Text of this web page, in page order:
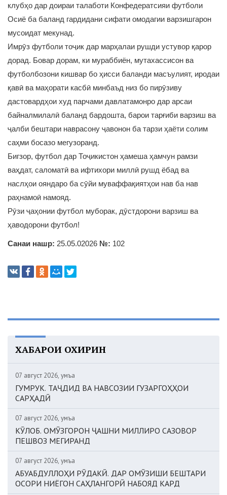
клубҳо дар доираи талаботи Конфедератсияи футболи
Осиё ба баланд гардидани сифати омодагии варзишгарон
мусоидат мекунад.
Имрӯз футболи тоҷик дар марҳалаи рушди устувор қарор
дорад. Бовар дорам, ки мураббиён, мутахассисон ва
футболбозони кишвар бо ҳисси баланди масъулият, иродаи
қавӣ ва маҳорати касбӣ минбаъд низ бо пирӯзиву
дастовардҳои худ парчами давлатамонро дар арсаи
байналмилалӣ баланд бардошта, барои тарғиби варзиш ва
ҷалби бештари наврасону ҷавонон ба тарзи ҳаёти солим
саҳми босазо мегузоранд.
Бигзор, футбол дар Тоҷикистон ҳамеша ҳамчун рамзи
ваҳдат, саломатӣ ва ифтихори миллӣ рушд ёбад ва
наслҳои ояндаро ба сӯйи муваффақиятҳои нав ба нав
раҳнамоӣ намояд.
Рӯзи ҷаҳонии футбол муборак, дӯстдорони варзиш ва
ҳаводорони футбол!
Санаи нашр: 25.05.02026 №: 102
ХАБАРҲОИ ОХИРИН
07 август 2026, Ҷумъа
ГУМРУК. ТАҶДИД ВА НАВСОЗИИ ГУЗАРГОҲҲОИ
САРҲАДӢ
07 август 2026, Ҷумъа
КӮЛОБ. ОМӮЗГОРОН ҶАШНИ МИЛЛИРО САЗОВОР
ПЕШВОЗ МЕГИРАНД
07 август 2026, Ҷумъа
АБУАБДУЛЛОҲИ РӮДАКӢ. ДАР ОМӮЗИШИ БЕШТАРИ
ОСОРИ НИЁГОН САҲЛАНГОРӢ НАБОЯД КАРД